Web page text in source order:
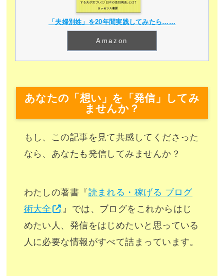
「夫婦別姓」を20年間実践してみたら……
Amazon
あなたの「想い」を「発信」してみ
ませんか？
もし、この記事を見て共感してくださった
なら、あなたも発信してみませんか？
わたしの著書『読まれる・稼げる ブログ
術大全
』では、ブログをこれからはじ
めたい人、発信をはじめたいと思っている
人に必要な情報がすべて詰まっています。